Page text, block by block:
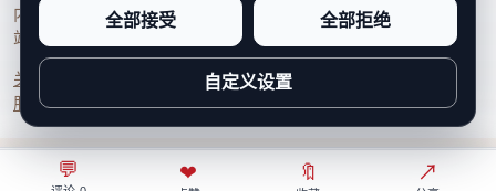
💬 ❤ 🔖 ↗
内容透明度、联系方式与用户权利说明，以提升品牌信任感和
站点完整度。
关于我们 编辑规范日期归档隐私政策
服务条款联系我们
全部接受 全部拒绝
自定义设置
⌂ ◎ ↗ ○